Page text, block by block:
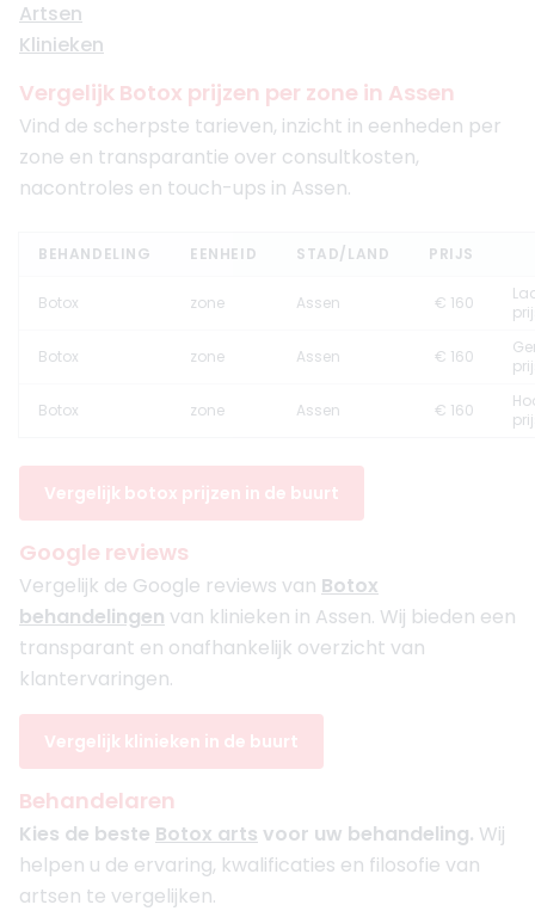
Artsen
Klinieken
Vergelijk Botox prijzen per zone in Assen
Vind de scherpste tarieven, inzicht in eenheden per
zone en transparantie over consultkosten,
nacontroles en touch-ups in Assen.
BEHANDELING EENHEID STAD/LAND PRIJS
Botox zone Assen € 160
Botox zone Assen € 160
Botox zone Assen € 160
Vergelijk botox prijzen in de buurt
Google reviews
Vergelijk de Google reviews van Botox
behandelingen van klinieken in Assen. Wij bieden een
transparant en onafhankelijk overzicht van
klantervaringen.
Vergelijk klinieken in de buurt
Behandelaren
Kies de beste Botox arts voor uw behandeling. Wij
helpen u de ervaring, kwalificaties en filosofie van
artsen te vergelijken.